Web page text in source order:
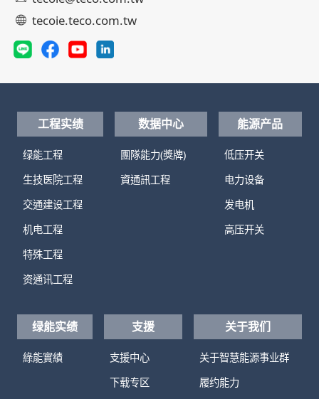
tecoie.teco.com.tw
工程实绩
绿能工程
生技医院工程
交通建设工程
机电工程
特殊工程
资通讯工程
数据中心
團隊能力(獎牌)
資通訊工程
能源产品
低压开关
电力设备
发电机
高压开关
绿能实绩
綠能實績
支援
支援中心
下载专区
关于我们
关于智慧能源事业群
履约能力